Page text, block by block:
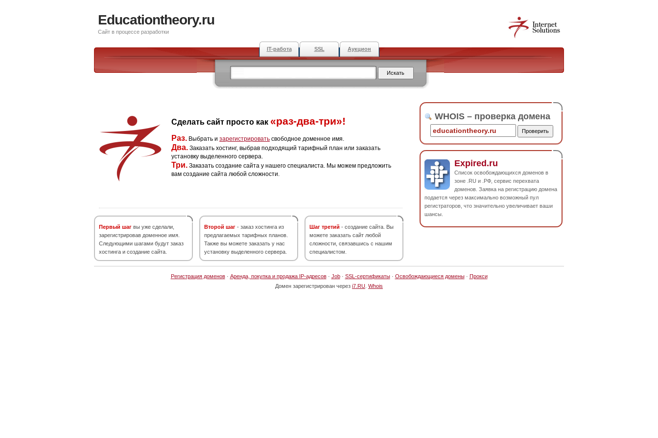
Educationtheory.ru
Сайт в процессе разработки
IT-работа SSL Аукцион
Сделать сайт просто как «раз-два-три»!
Раз. Выбрать и зарегистрировать свободное доменное имя.
Два. Заказать хостинг, выбрав подходящий тарифный план или заказать
установку выделенного сервера.
Три. Заказать создание сайта у нашего специалиста. Мы можем предложить
вам создание сайта любой сложности.
Первый шаг вы уже сделали,
зарегистрировав доменное имя.
Следующими шагами будут заказ
хостинга и создание сайта.
Второй шаг - заказ хостинга из
предлагаемых тарифных планов.
Также вы можете заказать у нас
установку выделенного сервера.
Шаг третий - создание сайта. Вы
можете заказать сайт любой
сложности, связавшись с нашим
специалистом.
WHOIS – проверка домена
Expired.ru
Список освобождающихся доменов в
зоне .RU и .РФ, сервис перехвата
доменов. Заявка на регистрацию домена
подается через максимально возможный пул
регистраторов, что значительно увеличивает ваши
шансы.
Регистрация доменов· Аренда, покупка и продажа IP-адресов· Job· SSL-сертификаты· Освобождающиеся домены· Прокси
Домен зарегистрирован через i7.RU Whois